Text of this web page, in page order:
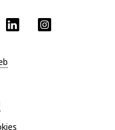
LinkedIn